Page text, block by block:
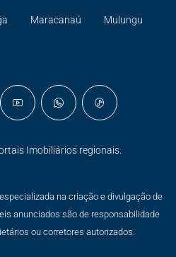
Maracanaú Mulungu
Imobiliários regionais.
na criação e divulgação de
anunciados são de responsabilidade
ou corretores autorizados.